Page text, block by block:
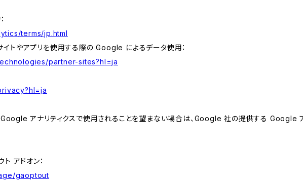
terms/jp.html
トやアプリを使用する際の Google によるデータ使用：
partner-sites?hl=ja
アナリティクスで使用されることを望まない場合は、Google 社の提供する Google
アドオン：
gaoptout